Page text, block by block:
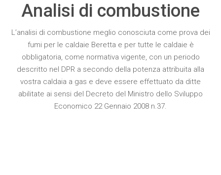
Analisi di combustione
L’analisi di combustione meglio conosciuta come prova dei
fumi per le caldaie Beretta e per tutte le caldaie è
obbligatoria, come normativa vigente, con un periodo
descritto nel DPR a secondo della potenza attribuita alla
vostra caldaia a gas e deve essere effettuato da ditte
abilitate ai sensi del Decreto del Ministro dello Sviluppo
Economico 22 Gennaio 2008 n.37.